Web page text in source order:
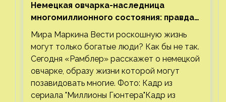
Немецкая овчарка-наследница
многомиллионного состояния: правда
или миф
Мира Маркина Вести роскошную жизнь
могут только богатые люди? Как бы не так.
Сегодня «Рамблер» расскажет о немецкой
овчарке, образу жизни которой могут
позавидовать многие. Фото: Кадр из
сериала "Миллионы Гюнтера"Кадр из